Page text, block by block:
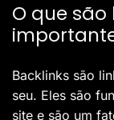
O que
Backlinks são
seu. Eles são
site e são um